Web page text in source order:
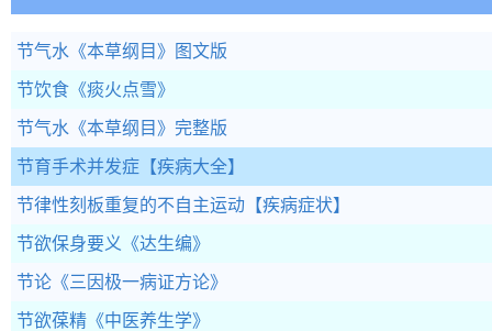
节气水 《本草纲目》图文版
节饮食 《痰火点雪》
节气水 《本草纲目》完整版
节育手术并发症 【疾病大全】
节律性刻板重复的不自主运动 【疾病症状】
节欲保身要义 《达生编》
节论 《三因极一病证方论》
节欲葆精 《中医养生学》